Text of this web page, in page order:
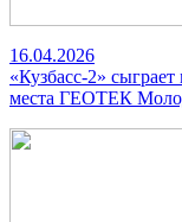
16.04.2026
«Кузбасс-2»
места ГЕОТЕК